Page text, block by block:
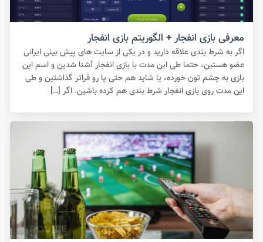
معرفی بازی انفجار + الگوریتم بازی انفجار
اگر به شرط بندی علاقه دارید و در یکی از سایت های پیش بینی ایرانی
عضو هستین، حتما طی این مدت با بازی انفجار آشنا شدین و اسم این
بازی به چشم تون خورده، یا شاید هم حتی پا رو فراتر گذاشتین و طی
این مدت روی بازی انفجار شرط بندی هم کرده باشین. اگر […]